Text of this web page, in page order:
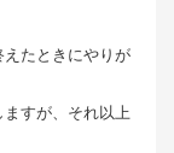
たときにやりが
すが、それ以上